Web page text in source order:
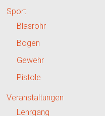
Sport
Blasrohr
Bogen
Gewehr
Pistole
Veranstaltungen
Lehrgang